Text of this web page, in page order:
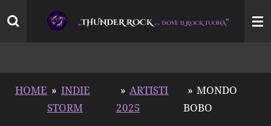
Vai
„THUNDER ROCK…DOVE IL ROCK TUONA“
HOME » INDIE
STORM
» ARTISTI
2025
» MONDO
BOBO